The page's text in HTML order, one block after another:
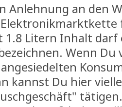
Anlehnung an den
1.8 Litern Inhalt darf
Wenn Du
kannst Du hier